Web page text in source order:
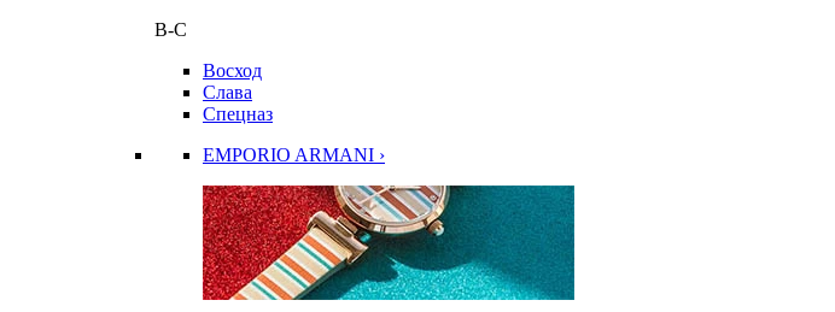
В-С
Восход
Слава
Спецназ
EMPORIO ARMANI ›